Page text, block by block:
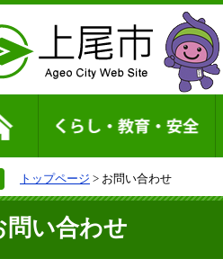
トップページ > お問い合わせ
問い合わせ